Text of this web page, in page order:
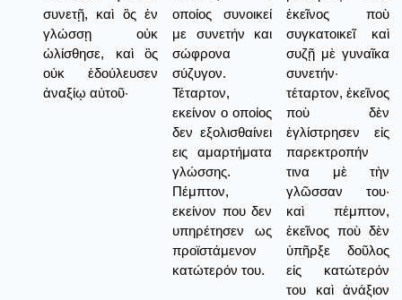
συνετῇ, καὶ ὃς ἐν
γλώσσῃ οὐκ
ὠλίσθησε, καὶ ὃς
οὐκ ἐδούλευσεν
ἀναξίῳ αὐτοῦ·
οποίος συνοικεί
με συνετήν και
σώφρονα
σύζυγον.
Τέταρτον,
εκείνον ο οποίος
δεν εξολισθαίνει
εις αμαρτήματα
γλώσσης.
Πέμπτον,
εκείνον που δεν
υπηρέτησεν ως
προϊστάμενον
κατώτερόν του.
ἐκεῖνος ποὺ
συγκατοικεῖ καὶ
συζῇ μὲ γυναῖκα
συνετήν·
τέταρτον, ἐκεῖνος
ποὺ δὲν
ἐγλίστρησεν εἰς
παρεκτροπήν
τινα μὲ τὴν
γλῶσσαν του·
καὶ πέμπτον,
ἐκεῖνος ποὺ δὲν
ὑπῆρξε δοῦλος
εἰς κατώτερόν
του καὶ ἀνάξιον